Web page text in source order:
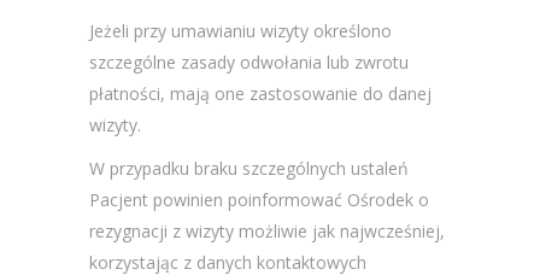
Jeżeli przy umawianiu wizyty określono
szczególne zasady odwołania lub zwrotu
płatności, mają one zastosowanie do danej
wizyty.
W przypadku braku szczególnych ustaleń
Pacjent powinien poinformować Ośrodek o
rezygnacji z wizyty możliwie jak najwcześniej,
korzystając z danych kontaktowych